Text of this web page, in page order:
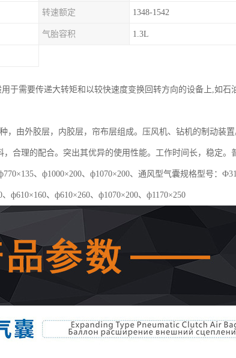
转速额定 1348-1542
气胎容积 1.3L
于需要传递大转矩和以较快速度变换回转方向的设备上,如石
，由外胶层，内胶层，帘布层组成。压风机、钻机的制动装
合理的配合。突出其优异的使用性能。工作时间长，稳定。
、ф1000×200、ф1070×200、通风型气囊规格型号：
ф610×160、ф610×260、ф1070×200、ф1170×250